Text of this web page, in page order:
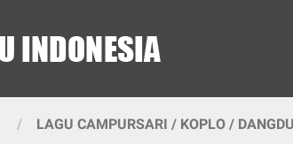
LAGU CAMPURSARI / KOPLO /